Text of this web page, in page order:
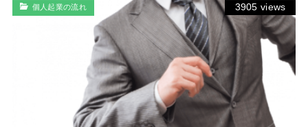
個人起業の流れ 3905 views